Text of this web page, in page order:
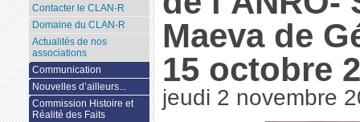
Maeva de
15 octobre
jeudi 2 novembre
Contacter le CLAN-R
Domaine du CLAN-R
Actualités de nos
associations
Communication
Nouvelles d’ailleurs...
Commission Histoire et
Réalité des Faits